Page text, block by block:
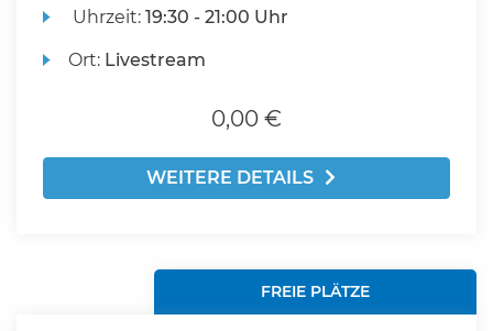
Uhrzeit:19:30 - 21:00 Uhr
Ort: Livestream
0,00 €
WEITERE DETAILS
FREIE PLÄTZE